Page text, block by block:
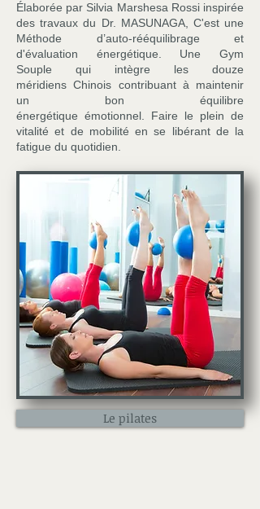
Le pilates
Élaborée par Silvia Marshesa Rossi inspirée
des travaux du Dr. MASUNAGA, C'est une
Méthode d’auto-rééquilibrage et
d'évaluation énergétique. Une Gym
Souple qui intègre les douze
méridiens Chinois contribuant à maintenir
un bon équilibre
énergétique émotionnel. Faire le plein de
vitalité et de mobilité en se libérant de la
fatigue du quotidien.